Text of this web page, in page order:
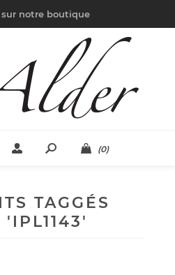
notre boutique
(0)
TAGGÉS
'IPL1143'